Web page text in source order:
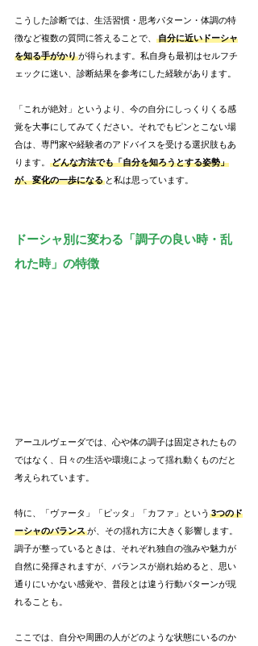
こうした診断では、生活習慣・思考パターン・体調の特
徴など複数の質問に答えることで、
自分に近いドーシャ
を知る手がかりが得られます。私自身も最初はセルフチ
ェックに迷い、診断結果を参考にした経験があります。
「これが絶対」というより、今の自分にしっくりくる感
覚を大事にしてみてください。それでもピンとこない場
合は、専門家や経験者のアドバイスを受ける選択肢もあ
ります。
どんな方法でも「自分を知ろうとする姿勢」
が、変化の一歩になる と私は思っています。
ドーシャ別に変わる「調子の良い時・乱
れた時」の特徴
アーユルヴェーダでは、心や体の調子は固定されたもの
ではなく、日々の生活や環境によって揺れ動くものだと
考えられています。
特に、「ヴァータ」「ピッタ」「カファ」という 3つのド
ーシャのバランスが、その揺れ方に大きく影響します。
調子が整っているときは、それぞれ独自の強みや魅力が
自然に発揮されますが、バランスが崩れ始めると、思い
通りにいかない感覚や、普段とは違う行動パターンが現
れることも。
ここでは、自分や周囲の人がどのような状態にいるのか